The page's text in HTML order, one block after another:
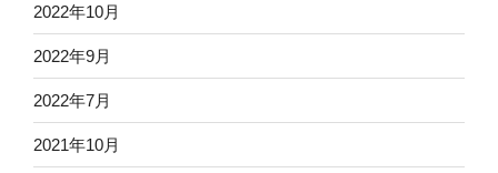
2022年10月
2022年9月
2022年7月
2021年10月